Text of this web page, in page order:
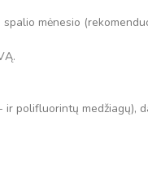
mėnesio
polifluorintų medžiagų),